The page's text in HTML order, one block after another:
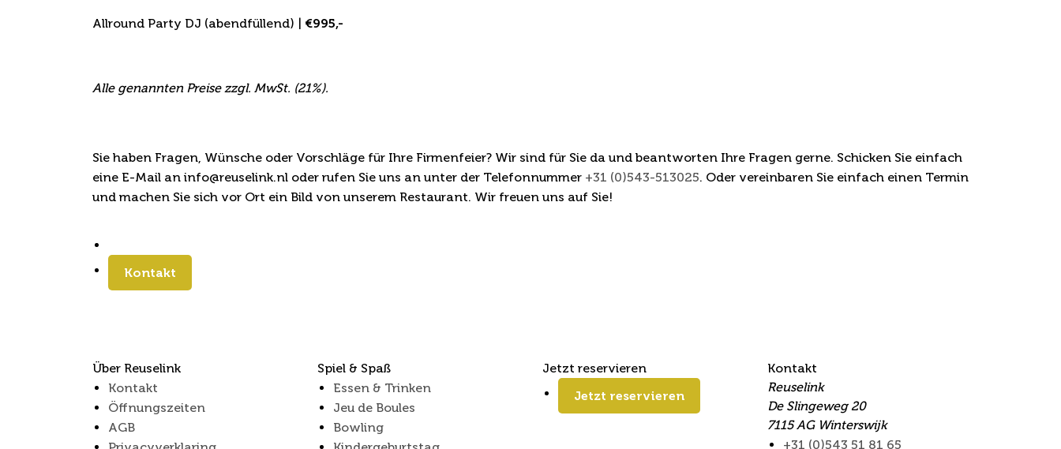
Allround Party DJ (abendfüllend) | €995,-
Alle genannten Preise zzgl. MwSt. (21%).
Sie haben Fragen, Wünsche oder Vorschläge für Ihre Firmenfeier? Wir sind für Sie da und beantworten Ihre Fragen gerne. Schicken Sie einfach
eine E-Mail an info@reuselink.nl oder rufen Sie uns an unter der Telefonnummer +31 (0)543-513025. Oder vereinbaren Sie einfach einen Termin
und machen Sie sich vor Ort ein Bild von unserem Restaurant. Wir freuen uns auf Sie!
Kontakt
Über Reuselink
Kontakt
Öffnungszeiten
AGB
Spiel & Spaß
Essen & Trinken
Jeu de Boules
Bowling
Jetzt reservieren
Jetzt reservieren
Kontakt
Reuselink
De Slingeweg 20
7115 AG Winterswijk
+31 (0)543 51 81 65